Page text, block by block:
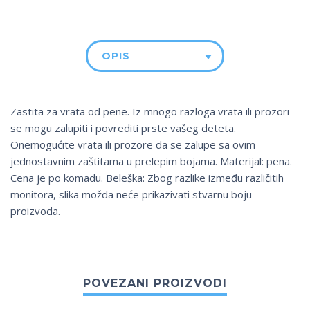
OPIS
Zastita za vrata od pene. Iz mnogo razloga vrata ili prozori
se mogu zalupiti i povrediti prste vašeg deteta.
Onemogućite vrata ili prozore da se zalupe sa ovim
jednostavnim zaštitama u prelepim bojama. Materijal: pena.
Cena je po komadu. Beleška: Zbog razlike između različitih
monitora, slika možda neće prikazivati stvarnu boju
proizvoda.
POVEZANI PROIZVODI